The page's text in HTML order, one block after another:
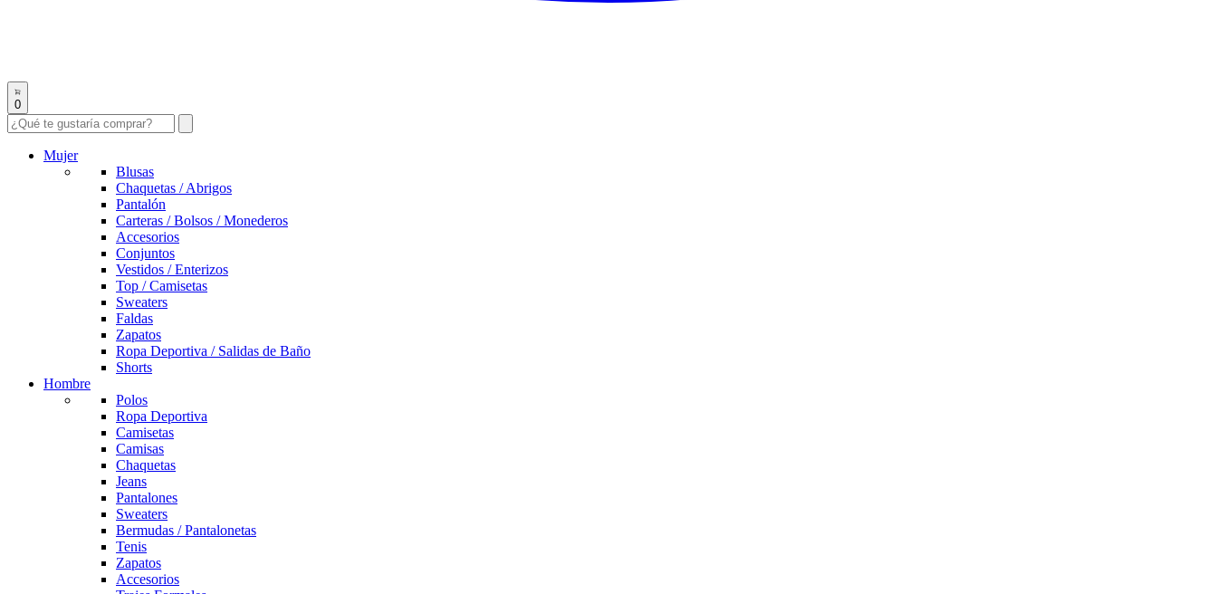
0
Mujer
Blusas
Chaquetas / Abrigos
Pantalón
Carteras / Bolsos / Monederos
Accesorios
Conjuntos
Vestidos / Enterizos
Top / Camisetas
Sweaters
Faldas
Zapatos
Ropa Deportiva / Salidas de Baño
Shorts
Hombre
Polos
Ropa Deportiva
Camisetas
Camisas
Chaquetas
Jeans
Pantalones
Sweaters
Bermudas / Pantalonetas
Tenis
Zapatos
Accesorios